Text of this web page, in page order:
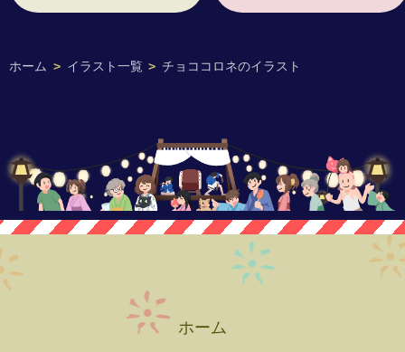
ホーム > イラスト一覧 > チョココロネのイラスト
ホーム